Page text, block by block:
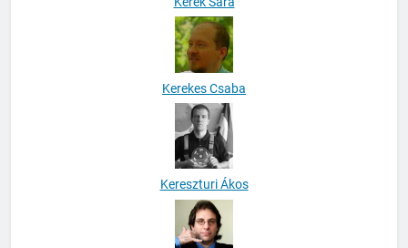
Kerekes Csaba
Kereszturi Ákos